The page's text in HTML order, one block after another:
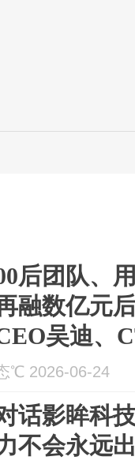
后团队、
融数亿元
吴迪、
℃ 2026-06-24
话影眸科
不会永远